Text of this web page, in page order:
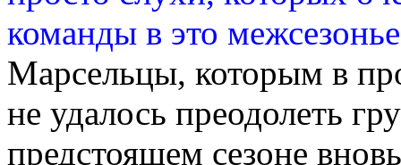
команды в это
Марсельцы, которым в
не удалось преодолеть
предстоящем сезоне